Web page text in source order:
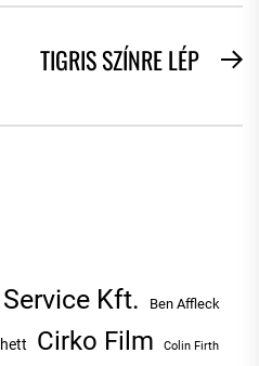
TIGRIS SZÍNRE LÉP
Kft. Ben Affleck
Cirko Film Colin Firth